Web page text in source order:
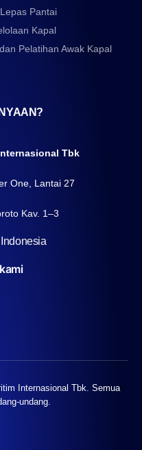
Pantai
Kapal
Pelatihan Awak Kapal
Tbk
One, Lantai 27
Kav. 1–3
Internasional Tbk. Semua
undang.